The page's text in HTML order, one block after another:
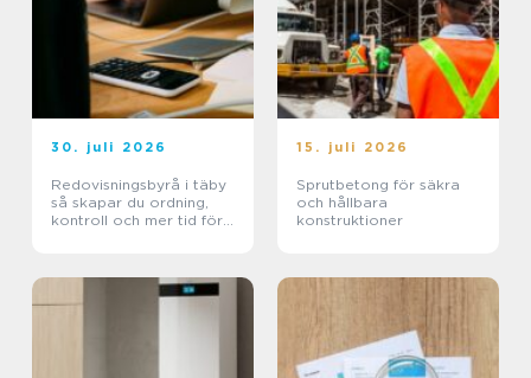
30. juli 2026
Redovisningsbyrå i täby
så skapar du ordning,
kontroll och mer tid för
15. juli 2026
Sprutbetong för säkra
och hållbara
konstruktioner